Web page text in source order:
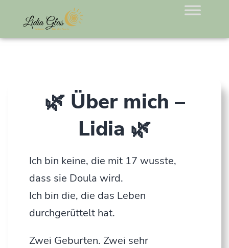
Wärme
Seele🌿 Über mich –
Lidia 🌿
Ich bin keine, die mit 17 wusste,
dass sie Doula wird.
Ich bin die, die das Leben
durchgerüttelt hat.
Zwei Geburten. Zwei sehr